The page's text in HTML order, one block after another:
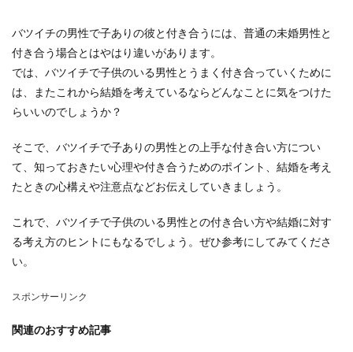
バツイチの男性で子ありの彼と付き合うには、普通の未婚男性と
付き合う場合とはやはり違いがあります。
では、バツイチで子供のいる男性とうまく付き合っていくために
は、またこれから結婚を考えているならどんなことに気をつけた
らいいのでしょうか？
そこで、バツイチで子ありの男性との上手な付き合い方につい
て、知っておきたい心理や付き合うためのポイント、結婚を考え
たときの心構えや注意点などお伝えしていきましょう。
これで、バツイチで子供のいる男性との付き合い方や結婚に対す
る考え方のヒントにもなるでしょう。ぜひ参考にしてみてくださ
い。
スポンサーリンク
関連のおすすめ記事